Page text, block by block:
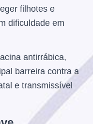
filhotes e
dificuldade em
antirrábica,
barreira contra a
e transmissível